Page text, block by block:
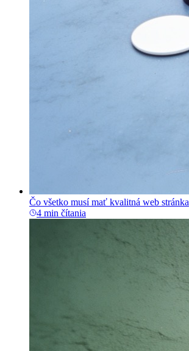
Čo všetko musí mať kvalitná web stránka
4 min čítania